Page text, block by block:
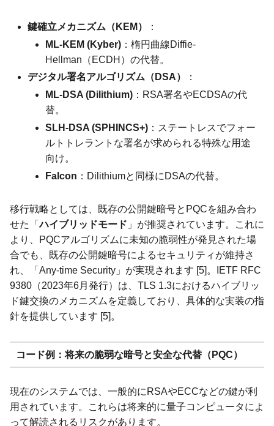
鍵確立メカニズム（KEM）
：
ML-KEM (Kyber) ：楕円曲線Diffie-
Hellman（ECDH）の代替。
デジタル署名アルゴリズム（DSA）
：
ML-DSA (Dilithium) ：RSA署名やECDSAの代
替。
SLH-DSA (SPHINCS+) ：ステートレスでフォー
ルトトレラントな署名が求められる特殊な用途
向け。
Falcon ：Dilithiumと同様にDSAの代替。
移行戦略としては、既存の公開鍵暗号とPQCを組み合わ
せた「ハイブリッドモード 」が推奨されています。これに
より、PQCアルゴリズムに未知の脆弱性が発見された場
合でも、既存の公開鍵暗号によるセキュリティが維持さ
れ、「Any-time Security」が実現されます [5]。IETF RFC
9380（2023年6月発行）は、TLS 1.3におけるハイブリッ
ド鍵交換のメカニズムを定義しており、具体的な実装の指
針を提供しています [5]。
コード例：将来の脆弱な暗号と安全な代替（PQC）
現在のシステムでは、一般的にRSAやECCなどの鍵が利
用されています。これらは将来的に量子コンピュータによ
って解読されるリスクがあります。